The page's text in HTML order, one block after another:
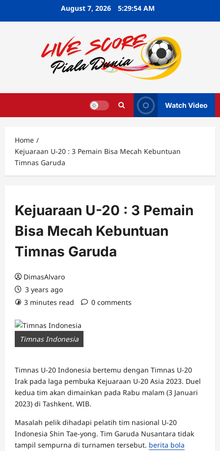
August 7, 2026 5:29:55 AM
Watch Video
Home
Kejuaraan U-20 : 3 Pemain Bisa Mecah Kebuntuan
Timnas Garuda
Kejuaraan U-20 : 3 Pemain
Bisa Mecah Kebuntuan
Timnas Garuda
DimasAlvaro
3 years ago
3 minutes read
0 comments
Timnas Indonesia
Timnas U-20 Indonesia bertemu dengan Timnas U-20
Irak pada laga pembuka Kejuaraan U-20 Asia 2023. Duel
kedua tim akan dimainkan pada Rabu malam (3 Januari
2023) di Tashkent. WIB.
Masalah pelik dihadapi pelatih tim nasional U-20
Indonesia Shin Tae-yong. Tim Garuda Nusantara tidak
tampil sempurna di turnamen tersebut. berita bola